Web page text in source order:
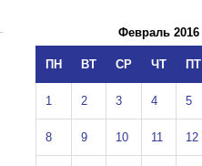
Февраль 2016
ПН ВТ СР ЧТ ПТ
1 2 3 4 5
8 9 10 11 12